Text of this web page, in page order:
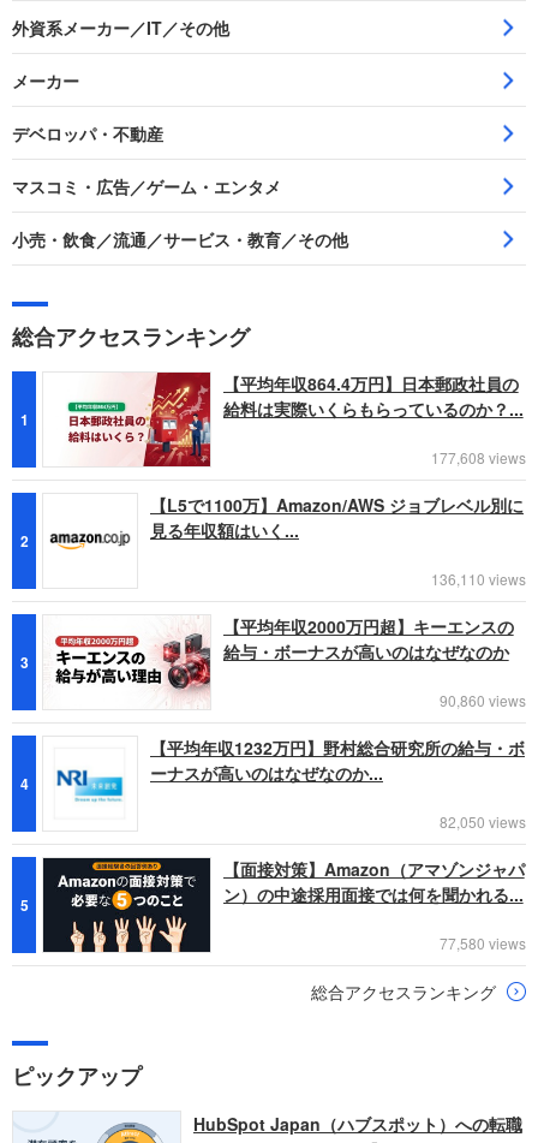
外資系メーカー／IT／その他
メーカー
デベロッパ・不動産
マスコミ・広告／ゲーム・エンタメ
小売・飲食／流通／サービス・教育／その他
総合アクセスランキング
1
【平均年収864.4万円】日本郵政社員の
給料は実際いくらもらっているのか？...
177,608 views
2
【L5で1100万】Amazon/AWS ジョブレベル別に
見る年収額はいく...
136,110 views
3
【平均年収2000万円超】キーエンスの
給与・ボーナスが高いのはなぜなのか
90,860 views
4
【平均年収1232万円】野村総合研究所の給与・ボ
ーナスが高いのはなぜなのか...
82,050 views
5
【面接対策】Amazon（アマゾンジャパ
ン）の中途採用面接では何を聞かれる...
77,580 views
総合アクセスランキング
ピックアップ
HubSpot Japan（ハブスポット）への転職